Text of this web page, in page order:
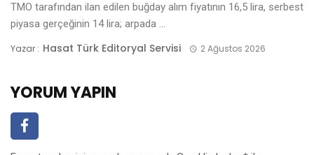
TMO tarafından ilan edilen buğday alım fiyatının 16,5 lira, serbest
piyasa gerçeğinin 14 lira; arpada ...
Yazar : Hasat Türk Editoryal Servisi 2 Ağustos 2026
YORUM YAPIN